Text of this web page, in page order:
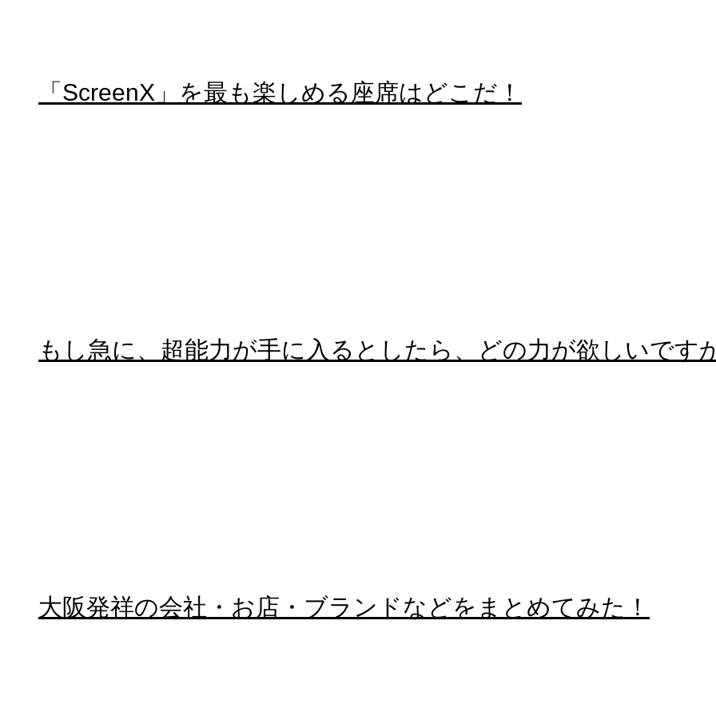
「ScreenX」を最も楽しめる座席はどこだ！
もし急に、超能力が手に入るとしたら、どの力が欲しいです
大阪発祥の会社・お店・ブランドなどをまとめてみた！